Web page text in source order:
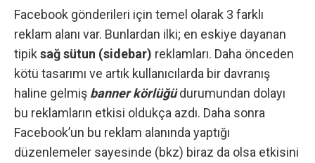
Facebook gönderileri için temel olarak 3 farklı
reklam alanı var. Bunlardan ilki; en eskiye dayanan
tipik sağ sütun (sidebar) reklamları. Daha önceden
kötü tasarımı ve artık kullanıcılarda bir davranış
haline gelmiş banner körlüğüdurumundan dolayı
bu reklamların etkisi oldukça azdı. Daha sonra
Facebook’un bu reklam alanında yaptığı
düzenlemeler sayesinde (bkz) biraz da olsa etkisini